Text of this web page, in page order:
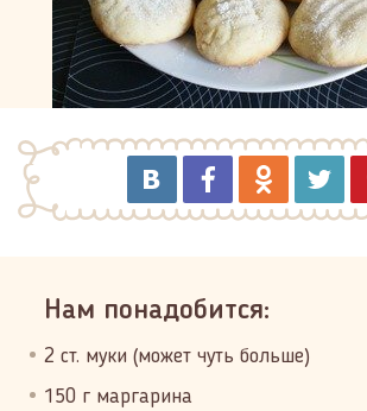
Нам понадобится:
2 ст. муки (может чуть больше)
150 г маргарина